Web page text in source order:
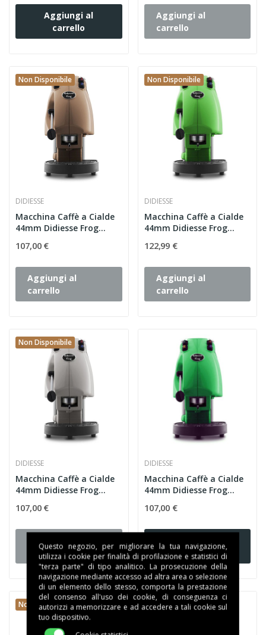
Aggiungi al
carrello
Aggiungi al
carrello
Non Disponibile
DIDIESSE
Macchina Caffè a Cialde
44mm Didiesse Frog...
107,00 €
Aggiungi al
carrello
Non Disponibile
DIDIESSE
Macchina Caffè a Cialde
44mm Didiesse Frog...
122,99 €
Aggiungi al
carrello
Non Disponibile
DIDIESSE
Macchina Caffè a Cialde
44mm Didiesse Frog
107,00 €
carrello
DIDIESSE
Macchina Caffè a Cialde
44mm Didiesse Frog...
107,00 €
carrello
Non Disponibile Non Disponibile
Questo negozio, per migliorare la tua navigazione,
utilizza i cookie per finalità di profilazione e statistici di
"terza parte" di tipo analitico. La prosecuzione della
navigazione mediante accesso ad altra area o selezione
di un elemento dello stesso, comporta la prestazione
del consenso all'uso dei cookie, di conseguenza ci
autorizzi a memorizzare e ad accedere a tali cookie sul
tuo dispositivo.